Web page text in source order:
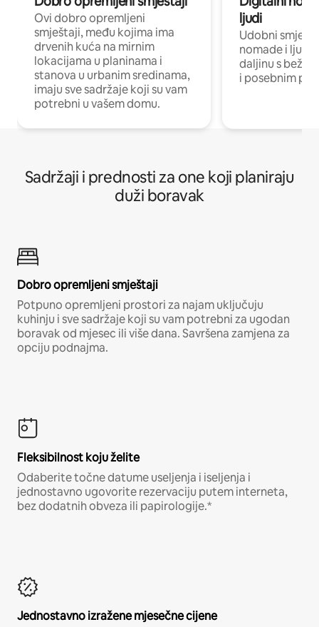
Ovi dobro opremljeni
smještaji, među kojima ima
drvenih kuća na mirnim
lokacijama u planinama i
stanova u urbanim sredinama,
imaju sve sadržaje koji su vam
potrebni u vašem domu.
ljudi
Udobni
nomade i ljude
daljinu s
i posebnim
Sadržaji i prednosti za one koji planiraju
duži boravak
Dobro opremljeni smještaji
Potpuno opremljeni prostori za najam uključuju
kuhinju i sve sadržaje koji su vam potrebni za ugodan
boravak od mjesec ili više dana. Savršena zamjena za
opciju podnajma.
Fleksibilnost koju želite
Odaberite točne datume useljenja i iseljenja i
jednostavno ugovorite rezervaciju putem interneta,
bez dodatnih obveza ili papirologije.*
Jednostavno izražene mjesečne cijene